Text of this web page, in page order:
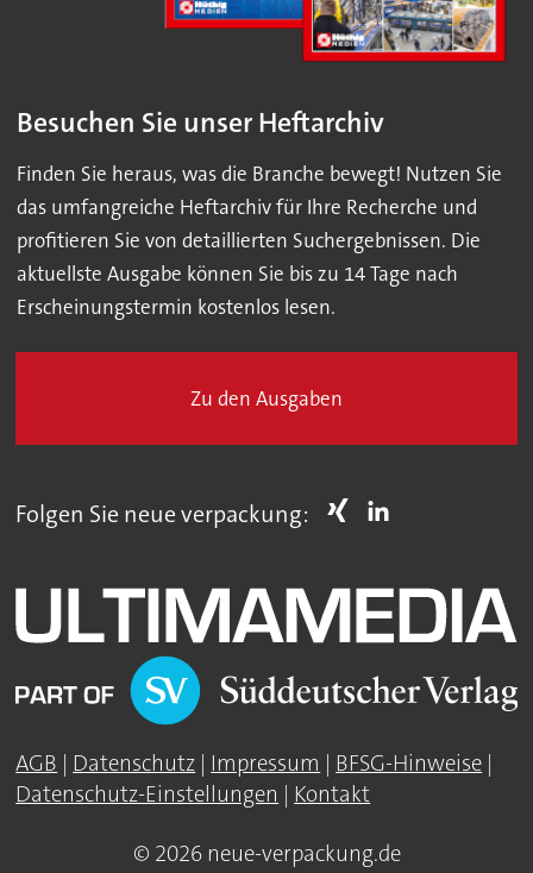
Besuchen Sie unser Heftarchiv
Finden Sie heraus, was die Branche bewegt! Nutzen Sie
das umfangreiche Heftarchiv für Ihre Recherche und
profitieren Sie von detaillierten Suchergebnissen. Die
aktuellste Ausgabe können Sie bis zu 14 Tage nach
Erscheinungstermin kostenlos lesen.
Zu den Ausgaben
Folgen Sie neue verpackung:
AGB | Datenschutz | Impressum | BFSG-Hinweise |
Datenschutz-Einstellungen | Kontakt
© 2026 neue-verpackung.de